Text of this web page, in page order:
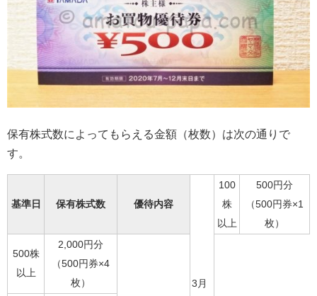
保有株式数によってもらえる金額（枚数）は次の通りで
す。
基準日 保有株式数 優待内容
3月
100
株
以上
500円分
（500円券×1
枚）
500株
以上
2,000円分
（500円券×4
枚）